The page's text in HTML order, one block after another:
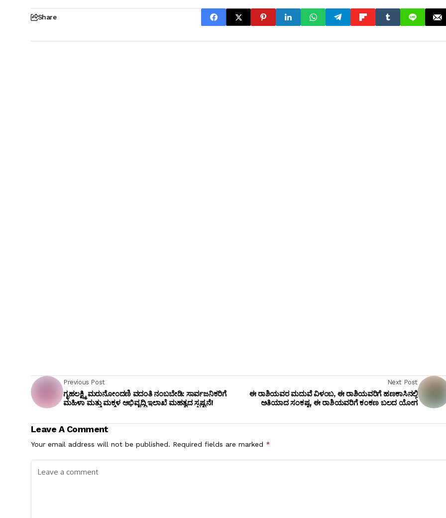
Share
Previous Post
ಗೃಹಲಕ್ಷ್ಮಿ ಮರುನೋಂದಣಿ ವದಂತಿ ನಂಬಬೇಡಿ: ಸಾರ್ವಜನಿಕರಿಗೆ
ಮಹಿಳಾ ಮತ್ತು ಮಕ್ಕಳ ಅಭಿವೃದ್ಧಿ ಇಲಾಖೆ ಮಹತ್ವದ ಸ್ಪಷ್ಟನೆ!
Next Post
ಈ ರಾಶಿಯವರ ಮದುವೆ ವಿಳಂಬ, ಈ ರಾಶಿಯವರಿಗೆ ಹಣಕಾಸಿನಲ್ಲಿ
ಅತಿಯಾದ ಸಂಕಷ್ಟ, ಈ ರಾಶಿಯವರಿಗೆ ಕಂಕಣ ಬಲದ ಯೋಗ
Leave A Comment
Your email address will not be published. Required fields are marked *